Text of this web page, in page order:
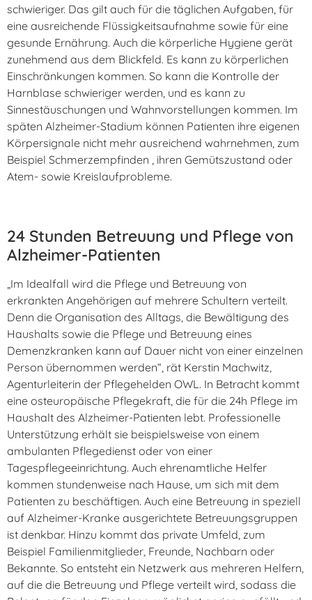
schwieriger. Das gilt auch für die täglichen Aufgaben, für
eine ausreichende Flüssigkeitsaufnahme sowie für eine
gesunde Ernährung. Auch die körperliche Hygiene gerät
zunehmend aus dem Blickfeld. Es kann zu körperlichen
Einschränkungen kommen. So kann die Kontrolle der
Harnblase schwieriger werden, und es kann zu
Sinnestäuschungen und Wahnvorstellungen kommen. Im
späten Alzheimer-Stadium können Patienten ihre eigenen
Körpersignale nicht mehr ausreichend wahrnehmen, zum
Beispiel Schmerzempfinden , ihren Gemütszustand oder
Atem- sowie Kreislaufprobleme.
24 Stunden Betreuung und Pflege von
Alzheimer-Patienten
„Im Idealfall wird die Pflege und Betreuung von
erkrankten Angehörigen auf mehrere Schultern verteilt.
Denn die Organisation des Alltags, die Bewältigung des
Haushalts sowie die Pflege und Betreuung eines
Demenzkranken kann auf Dauer nicht von einer einzelnen
Person übernommen werden“, rät Kerstin Machwitz,
Agenturleiterin der Pflegehelden OWL. In Betracht kommt
eine osteuropäische Pflegekraft, die für die 24h Pflege im
Haushalt des Alzheimer-Patienten lebt. Professionelle
Unterstützung erhält sie beispielsweise von einem
ambulanten Pflegedienst oder von einer
Tagespflegeeinrichtung. Auch ehrenamtliche Helfer
kommen stundenweise nach Hause, um sich mit dem
Patienten zu beschäftigen. Auch eine Betreuung in speziell
auf Alzheimer-Kranke ausgerichtete Betreuungsgruppen
ist denkbar. Hinzu kommt das private Umfeld, zum
Beispiel Familienmitglieder, Freunde, Nachbarn oder
Bekannte. So entsteht ein Netzwerk aus mehreren Helfern,
auf die die Betreuung und Pflege verteilt wird, sodass die